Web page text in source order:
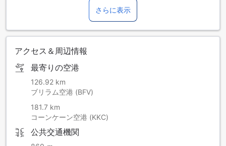
さらに表示
アクセス＆周辺情報
最寄りの空港
126.92 km
ブリラム空港 (BFV)
181.7 km
コーンケーン空港 (KKC)
公共交通機関